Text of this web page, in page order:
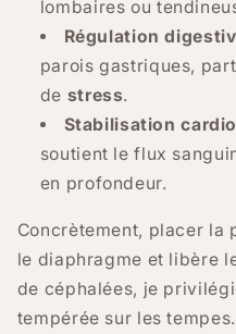
lombaires ou
Régulation
parois gastriques,
de stress.
Stabilisation
soutient le flux
en profondeur.
Concrètement, placer la
le diaphragme et libère
de céphalées, je
tempérée sur les